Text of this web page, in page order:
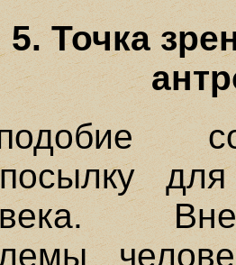
5. Точка
Вне